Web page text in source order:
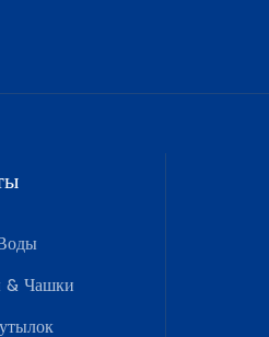
& Чашки